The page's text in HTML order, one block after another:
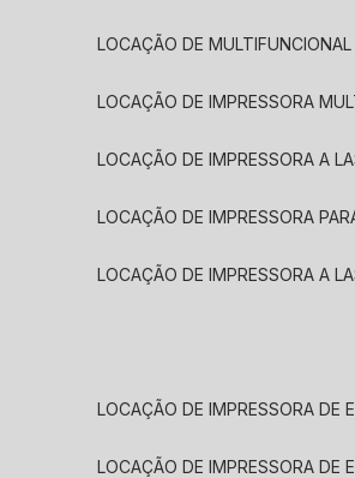
LOCAÇÃO DE
LOCAÇÃO DE IMPRESSORA
LOCAÇÃO DE IMPRESSORA A
LOCAÇÃO DE IMPRESSORA
LOCAÇÃO DE IMPRESSORA A
LOCAÇÃO DE IMPRESSORA DE
LOCAÇÃO DE IMPRESSORA DE